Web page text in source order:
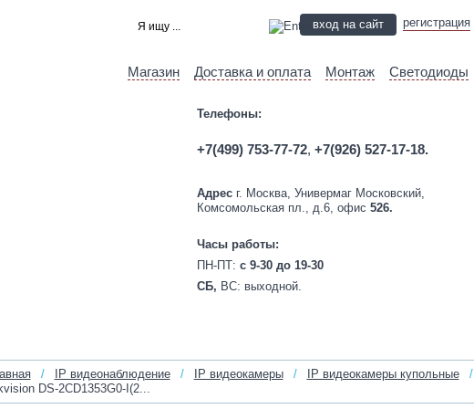
вход на сайт регистрация
Магазин Доставка и оплата Монтаж Светодиоды
Телефоны:
+7(499) 753-77-72, +7(926) 527-17-18.
Адресг. Москва, Универмаг Московский,
Комсомольская пл., д.6, офис 526.
Часы работы:
ПН-ПТ: c 9-30 до 19-30
СБ, ВС: выходной.
/ IP видеонаблюдение / IP видеокамеры / IP видеокамеры купольные /
DS-2CD1353G0-I(2...